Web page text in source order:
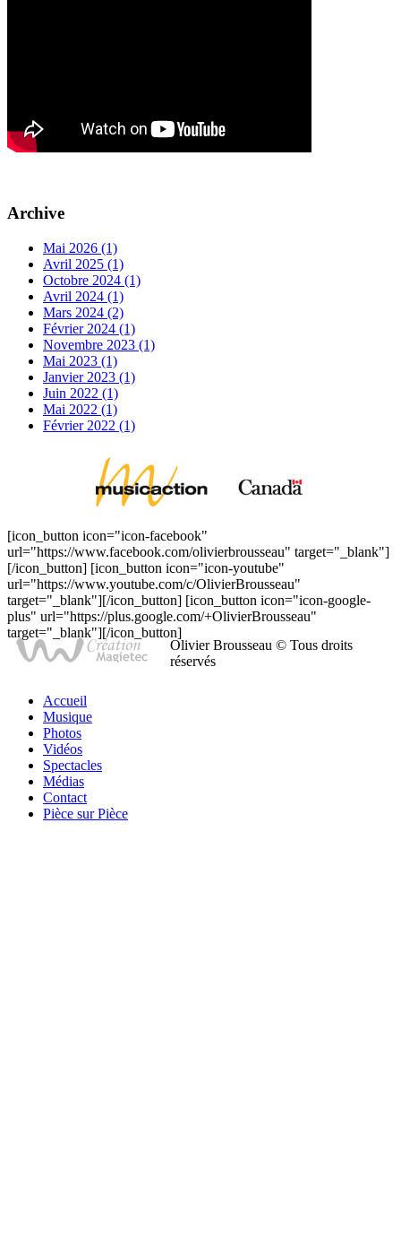
Archive
Mai 2026 (1)
Avril 2025 (1)
Octobre 2024 (1)
Avril 2024 (1)
Mars 2024 (2)
Février 2024 (1)
Novembre 2023 (1)
Mai 2023 (1)
Janvier 2023 (1)
Juin 2022 (1)
Mai 2022 (1)
Février 2022 (1)
[icon_button icon="icon-facebook"
url="https://www.facebook.com/olivierbrousseau" target="_blank"]
[/icon_button] [icon_button icon="icon-youtube"
url="https://www.youtube.com/c/OlivierBrousseau"
target="_blank"][/icon_button] [icon_button icon="icon-google-
plus" url="https://plus.google.com/+OlivierBrousseau"
target="_blank"][/icon_button]
Olivier Brousseau © Tous droits
réservés
Accueil
Musique
Photos
Vidéos
Spectacles
Médias
Contact
Pièce sur Pièce